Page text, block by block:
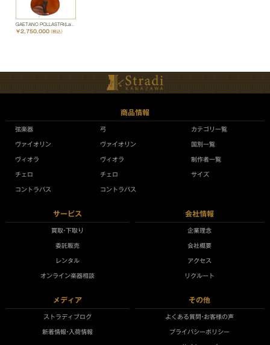
GAETANO POLLASTRI(Labelled)
￥2,750,000（税込）
商品情報
弦楽器
ヴァイオリン
ヴィオラ
チェロ
コントラバス
弓
ヴァイオリン
ヴィオラ
チェロ
コントラバス
カテゴリ一覧
国別一覧
制作者一覧
サイズ
サービス
買取•下取り
委託販売
レンタル
オンライン楽器相談
会社情報
企業理念
会社概要
アクセス
リクルート
メディア
ストラディブログ
新着情報•入荷情報
その他
よくある質問•お客様の声
プライバシーポリシー